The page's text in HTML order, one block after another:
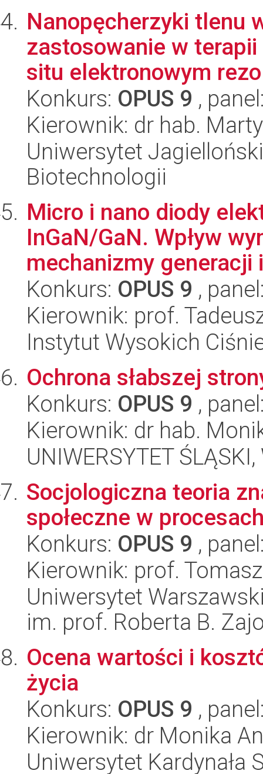
Nanopęcherzyki tlenu
zastosowanie w
situ elektronowym
Konkurs: OPUS 9 ,
Kierownik: dr hab.
Uniwersytet
Biotechnologii
Micro i nano diody
InGaN/GaN. Wpływ
mechanizmy
Konkurs: OPUS 9 ,
Kierownik: prof.
Instytut Wysokich
Ochrona słabszej
Konkurs: OPUS 9 ,
Kierownik: dr hab.
UNIWERSYTET
Socjologiczna teoria
społeczne w
Konkurs: OPUS 9 ,
Kierownik: prof.
Uniwersytet
im. prof. Roberta B.
Ocena wartości i
życia
Konkurs: OPUS 9 ,
Kierownik: dr Monika
Uniwersytet Kardynała